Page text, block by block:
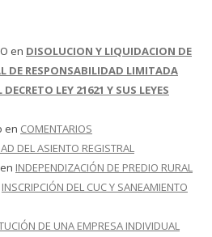
en DISOLUCION Y LIQUIDACION DE
DE RESPONSABILIDAD LIMITADA
LEY 21621 Y SUS LEYES
en COMENTARIOS
DEL ASIENTO REGISTRAL
en INDEPENDIZACIÓN DE PREDIO RURAL
INSCRIPCIÓN DEL CUC Y SANEAMIENTO
DE UNA EMPRESA INDIVIDUAL